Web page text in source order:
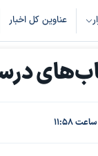
عناوین کل اخبار